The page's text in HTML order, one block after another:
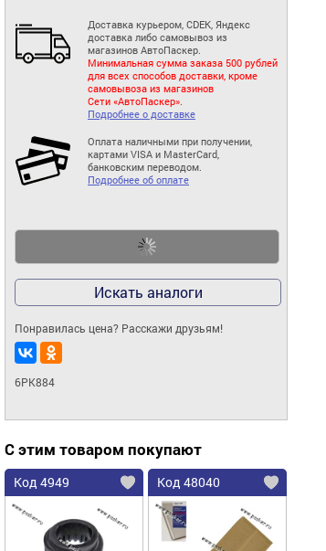
Доставка курьером, CDEK, Яндекс
доставка либо самовывоз из
магазинов АвтоПаскер.
Минимальная сумма заказа 500 рублей
для всех способов доставки, кроме
самовывоза из магазинов
Сети «АвтоПаскер».
Подробнее о доставке
Оплата наличными при получении,
картами VISA и MasterCard,
банковским переводом.
Подробнее об оплате
Искать аналоги
Понравилась цена? Расскажи друзьям!
6PK884
С этим товаром покупают
Код 4949 Код 48040